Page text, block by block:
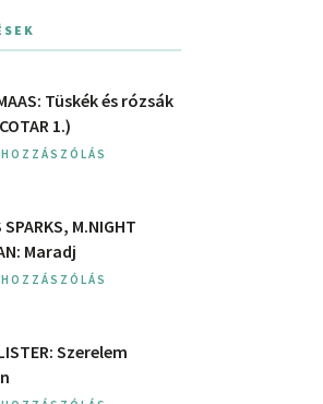
Tüskék és rózsák
1.)
SPARKS, M.NIGHT
Maradj
Szerelem